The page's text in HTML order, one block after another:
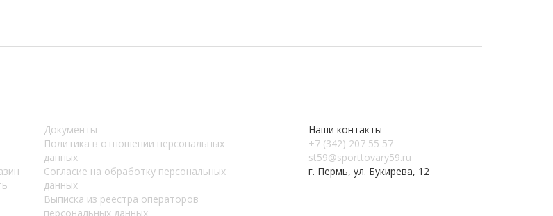
Документы
Политика в отношении персональных
данных
Согласие на обработку персональных
данных
Выписка из реестра операторов
персональных данных
Наши контакты
+7 (342) 207 55 57
st59@sporttovary59.ru
г. Пермь, ул. Букирева, 12